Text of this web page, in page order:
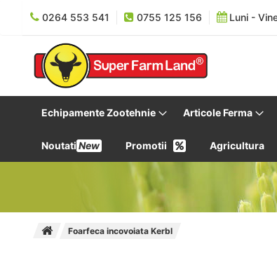
0264 553 541 0755 125 156 Luni -
Echipamente Zootehnie Articole Ferma
Noutati New Promotii Agricultura
Foarfeca incovoiata Kerbl